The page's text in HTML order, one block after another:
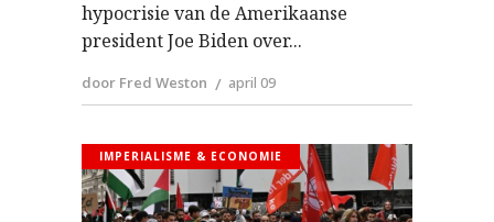
hypocrisie van de Amerikaanse
president Joe Biden over
door Fred Weston april 09
IMPERIALISME & ECONOMIE